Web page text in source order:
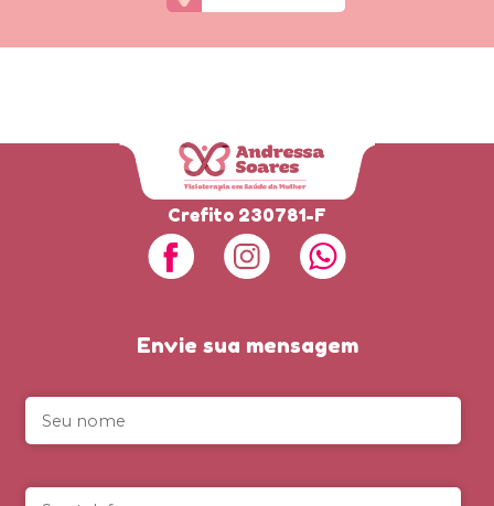
Crefito 230781-F
Envie sua mensagem